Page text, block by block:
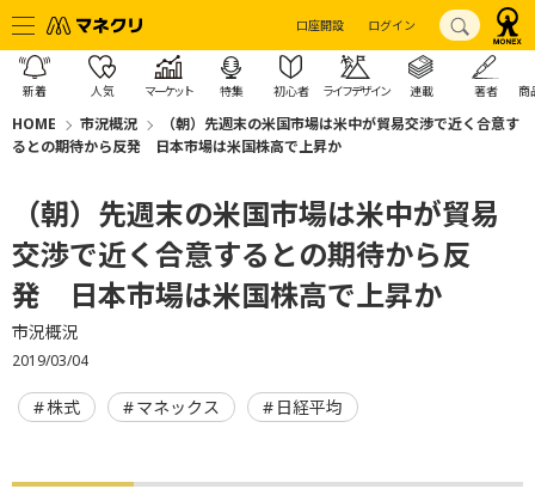
口座開設 ログイン
新着 人気 マーケット 特集 初心者 ライフデザイン 連載 著者 商
HOME 市況概況
（朝）先週末の米国市場は米中が貿易交渉で近く合意す
るとの期待から反発 日本市場は米国株高で上昇か
（朝）先週末の米国市場は米中が貿易
交渉で近く合意するとの期待から反
発 日本市場は米国株高で上昇か
市況概況
2019/03/04
株式 マネックス 日経平均